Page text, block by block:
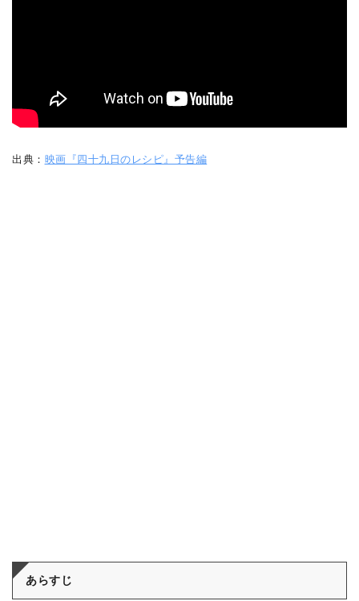
出典： 映画『四十九日のレシピ』予告編
あらすじ